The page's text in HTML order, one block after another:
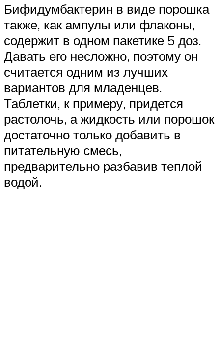
Бифидумбактерин в виде порошка
также, как ампулы или флаконы,
содержит в одном пакетике 5 доз.
Давать его несложно, поэтому он
считается одним из лучших
вариантов для младенцев.
Таблетки, к примеру, придется
растолочь, а жидкость или порошок
достаточно только добавить в
питательную смесь,
предварительно разбавив теплой
водой.